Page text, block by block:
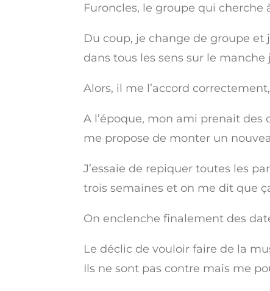
Furoncles, le groupe qui
Du coup, je change de groupe
dans tous les sens sur le
Alors, il me l’accord
A l’époque, mon ami prenait des
me propose de monter un
J’essaie de repiquer toutes les
trois semaines et on me dit que
On enclenche finalement des
Le déclic de vouloir faire de la
Ils ne sont pas contre mais me